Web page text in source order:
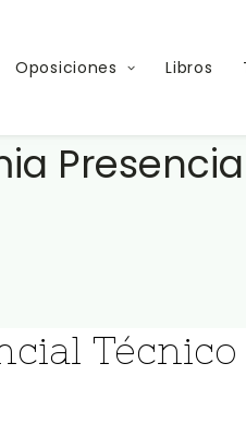
Oposiciones Libros